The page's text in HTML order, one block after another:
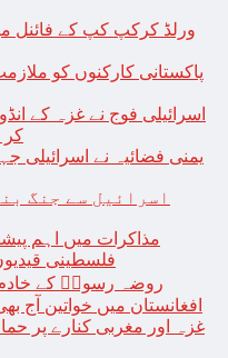
ورلڈ کرکپ کپ کے فائنل
پاکستانی کارکنوں کو
اسرائیلی فوج نے غزہ کے
کر
یمنی فضائیہ نے اسرائیلی
اسرائیل سے جنگ
مذاکرات میں اہم
فلسطینی
روضہ رسولؐ کے خادم
افغانستان میں خواتین آج
غزہ اور مغربی کنارے پر